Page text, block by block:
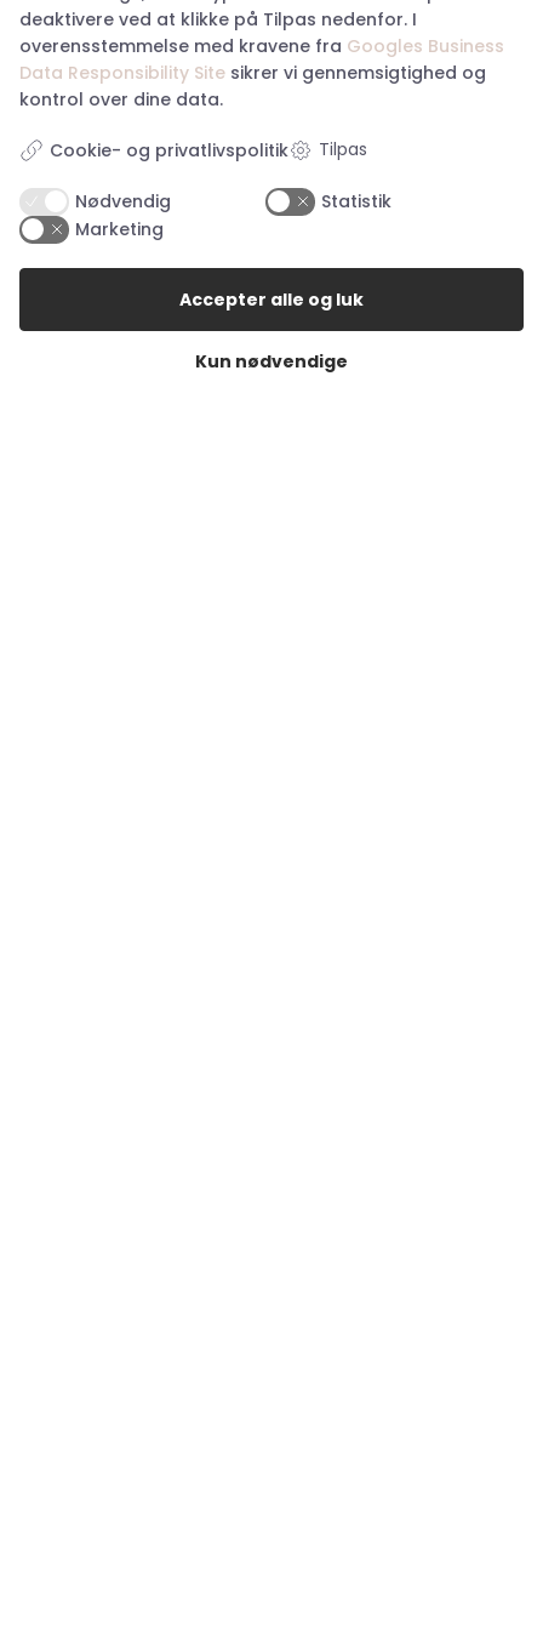
Tlf: 28 83 90 33
Cvr: 27079652
haderslev@happyhunting.dk
Tlf: 60 17 41 84
Cvr: 38917676
aabenraa@happyhunting.dk
Kundeservice
Om Happy Hunting
Handelsbetingelser
deaktivere ved at klikke på Tilpas nedenfor. I
overensstemmelse med kravene fra Googles Business
Data Responsibility Site sikrer vi gennemsigtighed og
kontrol over dine data.
Cookie- og privatlivspolitik Tilpas
Nødvendig
Statistik
Marketing
Kun nødvendige
Accepter alle og luk